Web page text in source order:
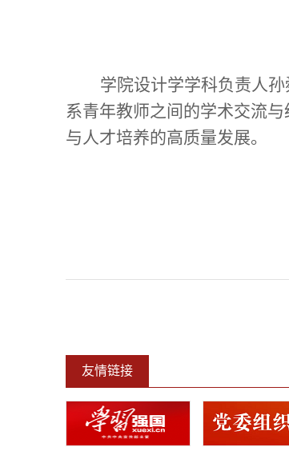
学院设计学学科负责人
系青年教师之间的学术交流
与人才培养的高质量发展。
友情链接